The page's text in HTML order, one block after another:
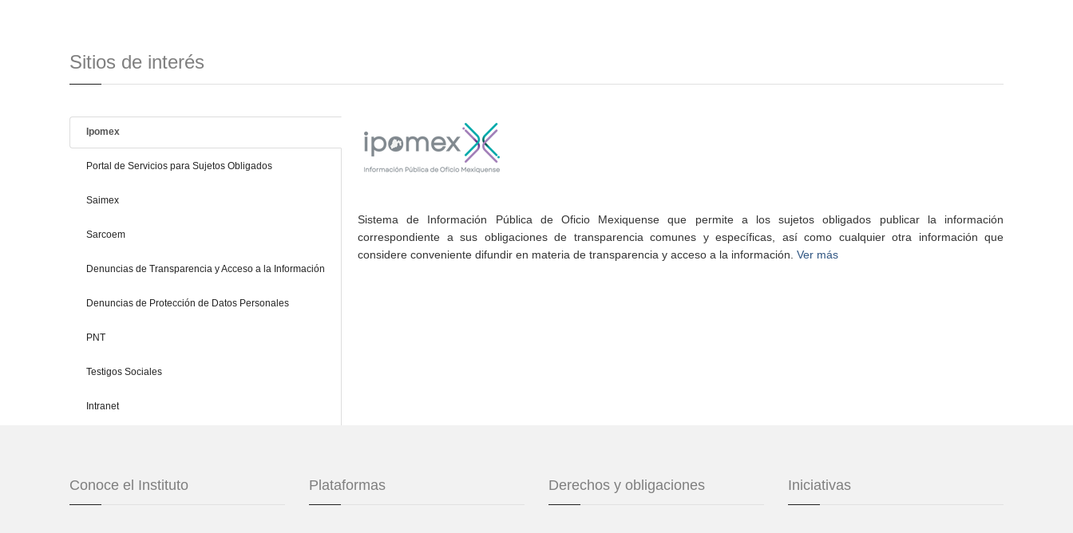
Sitios de interés
Ipomex
Portal de Servicios para Sujetos Obligados
Saimex
Sarcoem
Denuncias de Transparencia y Acceso a la Información
Denuncias de Protección de Datos Personales
PNT
Testigos Sociales
Intranet
Sistema de Información Pública de Oficio Mexiquense que permite a los sujetos obligados publicar la información
correspondiente a sus obligaciones de transparencia comunes y específicas, así como cualquier otra información que
considere conveniente difundir en materia de transparencia y acceso a la información. Ver más
Conoce el Instituto Plataformas Derechos y obligaciones Iniciativas